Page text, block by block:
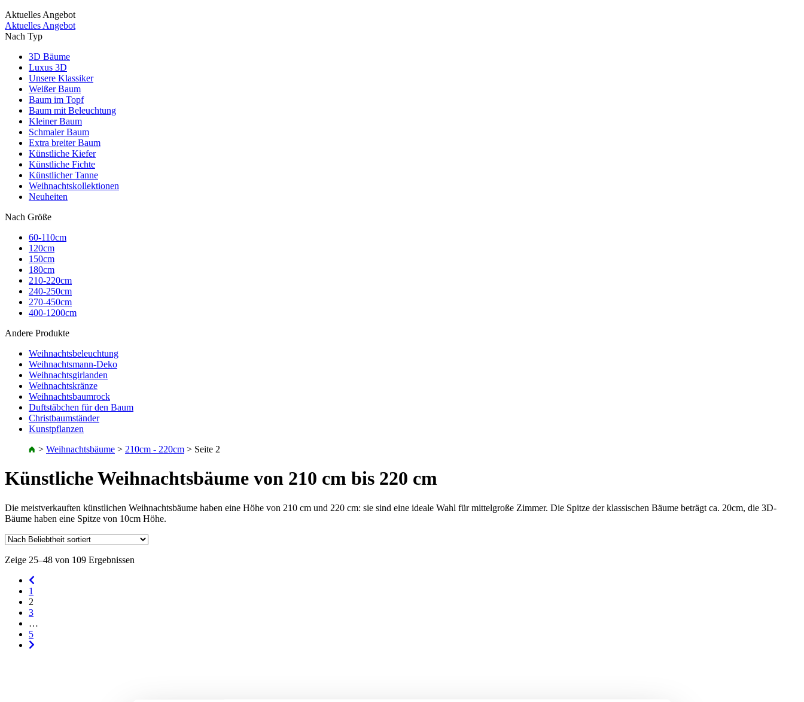
Aktuelles Angebot
Aktuelles Angebot
Nach Typ
3D Bäume
Luxus 3D
Unsere Klassiker
Weißer Baum
Baum im Topf
Baum mit Beleuchtung
Kleiner Baum
Schmaler Baum
Extra breiter Baum
Künstliche Kiefer
Künstliche Fichte
Künstlicher Tanne
Weihnachtskollektionen
Neuheiten
Nach Größe
60-110cm
120cm
150cm
180cm
210-220cm
240-250cm
270-450cm
400-1200cm
Andere Produkte
Weihnachtsbeleuchtung
Weihnachtsmann-Deko
Weihnachtsgirlanden
Weihnachtskränze
Weihnachtsbaumrock
Duftstäbchen für den Baum
Christbaumständer
Kunstpflanzen
> Weihnachtsbäume > 210cm - 220cm > Seite 2
Künstliche Weihnachtsbäume von 210 cm bis 220 cm
Die meistverkauften künstlichen Weihnachtsbäume haben eine Höhe von 210 cm und 220 cm: sie sind eine ideale Wahl für mittelgroße Zimmer. Die Spitze der klassischen Bäume beträgt ca. 20cm, die 3D-
Bäume haben eine Spitze von 10cm Höhe.
Zeige 25–48 von 109 Ergebnissen
1
2
3
…
5